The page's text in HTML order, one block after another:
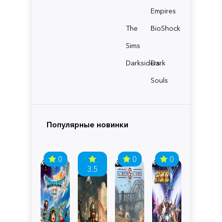
Empires
The
Sims
BioShock
Darksiders
Dark
Souls
Популярные новинки
0
3.5
0 0